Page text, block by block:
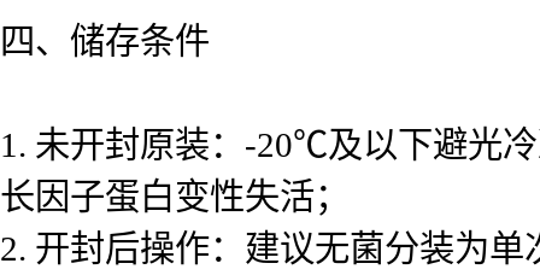
四、储存条件
1. 未开封原装：-20℃及以下避光
长因子蛋白变性失活；
2. 开封后操作：建议无菌分装为